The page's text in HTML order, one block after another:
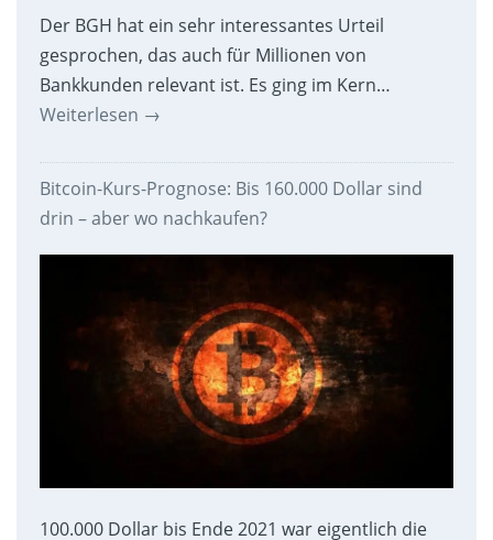
Der BGH hat ein sehr interessantes Urteil
gesprochen, das auch für Millionen von
Bankkunden relevant ist. Es ging im Kern…
Weiterlesen →
Bitcoin-Kurs-Prognose: Bis 160.000 Dollar sind
drin – aber wo nachkaufen?
100.000 Dollar bis Ende 2021 war eigentlich die